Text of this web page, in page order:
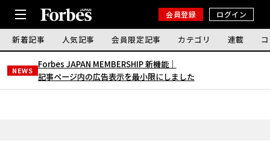
会員登録 ログイン
新着記事 人気記事 会員限定記事 カテゴリ 連載
NEWS
Forbes JAPAN MEMBERSHIP 新機能｜
記事ページ内の広告表示を最小限にしました